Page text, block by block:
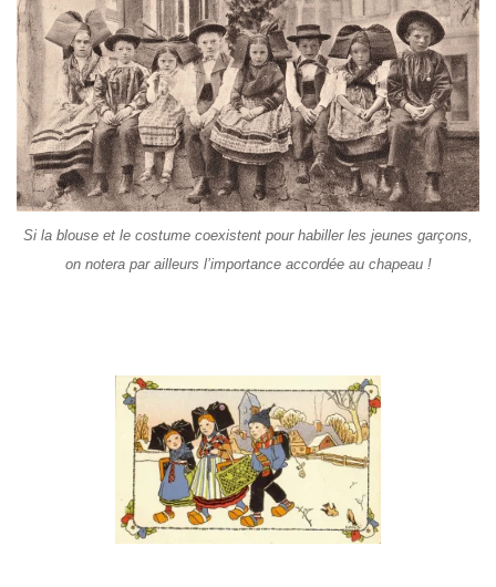
Si la blouse et le costume coexistent pour habiller les jeunes garçons,
on notera par ailleurs l’importance accordée au chapeau !